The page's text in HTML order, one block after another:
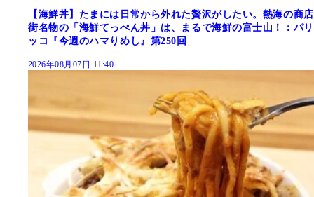
【海鮮丼】たまには日常から外れた贅沢がしたい。熱海の商店
街名物の「海鮮てっぺん丼」は、まるで海鮮の富士山！：パリ
ッコ『今週のハマりめし』第250回
2026年08月07日 11:40